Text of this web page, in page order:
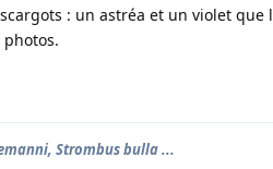
: un astréa et un violet
Strombus bulla ...